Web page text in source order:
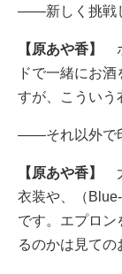
――新しく挑戦
【原あや香】
ドで一緒にお
すが、こういう
――それ以外で
【原あや香】
衣装や、（
です。エプロン
るのかは見ての